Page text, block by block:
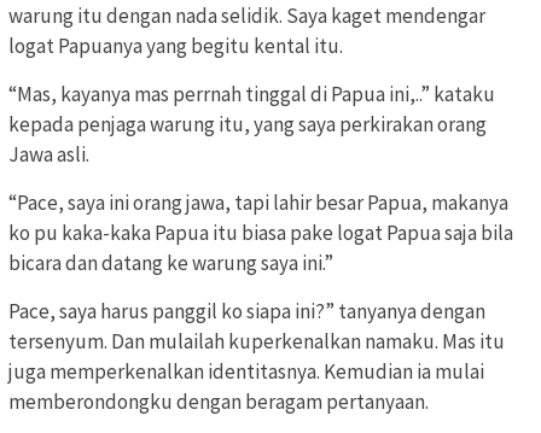
warung itu dengan nada selidik. Saya kaget mendengar
logat Papuanya yang begitu kental itu.
“Mas, kayanya mas perrnah tinggal di Papua ini,..” kataku
kepada penjaga warung itu, yang saya perkirakan orang
Jawa asli.
“Pace, saya ini orang jawa, tapi lahir besar Papua, makanya
ko pu kaka-kaka Papua itu biasa pake logat Papua saja bila
bicara dan datang ke warung saya ini.”
Pace, saya harus panggil ko siapa ini?” tanyanya dengan
tersenyum. Dan mulailah kuperkenalkan namaku. Mas itu
juga memperkenalkan identitasnya. Kemudian ia mulai
memberondongku dengan beragam pertanyaan.